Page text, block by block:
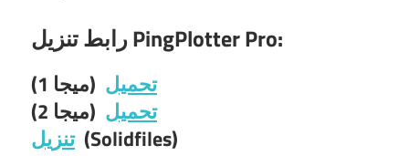
رابط تنزيل PingPlotter Pro:
تحميل (ميجا 1)
تحميل (ميجا 2)
تنزيل(Solidfiles)